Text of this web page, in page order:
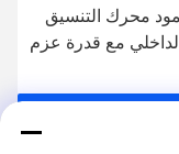
محرك التنسيق
الداخلي مع قدرة عزم